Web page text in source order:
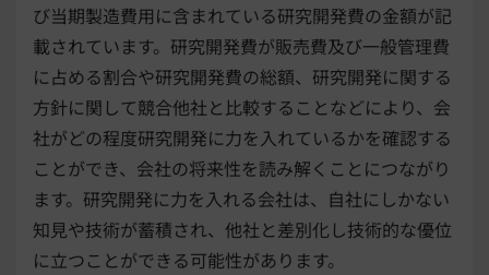
び当期製造費用に含まれている研究開発費の金額が記
載されています。研究開発費が販売費及び一般管理費
に占める割合や研究開発費の総額、研究開発に関する
方針に関して競合他社と比較することなどにより、会
社がどの程度研究開発に力を入れているかを確認する
ことができ、会社の将来性を読み解くことにつながり
ます。研究開発に力を入れる会社は、自社にしかない
知見や技術が蓄積され、他社と差別化し技術的な優位
に立つことができる可能性があります。